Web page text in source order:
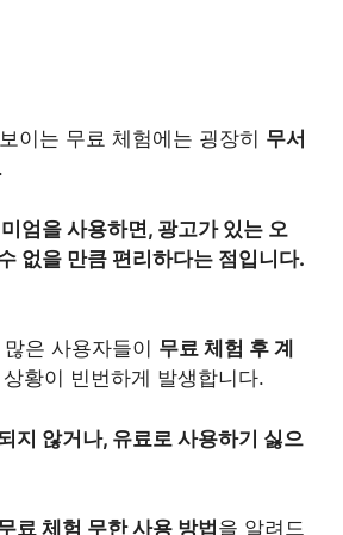
이는 무료 체험에는 굉장히 무서
엄을 사용하면, 광고가 있는 오
없을 만큼 편리하다는 점입니다.
은 사용자들이 무료 체험 후 계
황이 빈번하게 발생합니다.
지 않거나, 유료로 사용하기 싫으
료 체험 무한 사용 방법 을 알려드